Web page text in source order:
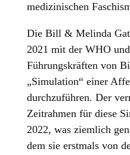
medizinischen
Die Bill & Melinda
2021 mit der WHO
Führungskräften von
„Simulation“ einer
durchzuführen. Der
Zeitrahmen für diese
2022, was ziemlich
dem sie erstmals von